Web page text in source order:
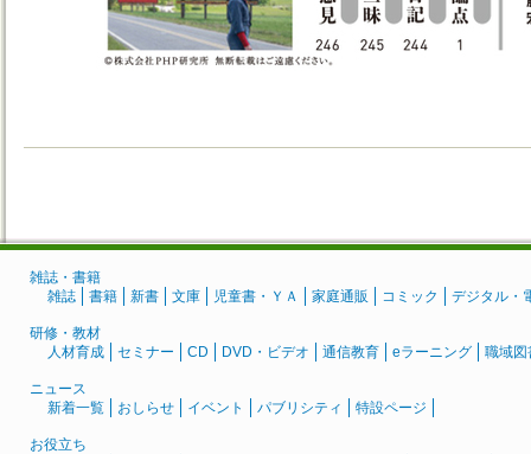
雑誌・書籍
雑誌
書籍 新書 文庫 児童書・ＹＡ 家庭通販 コミック デジタル・
研修・教材
人材育成
セミナー CD DVD・ビデオ 通信教育 eラーニング 職域図
ニュース
新着一覧
おしらせ イベント パブリシティ 特設ページ
お役立ち